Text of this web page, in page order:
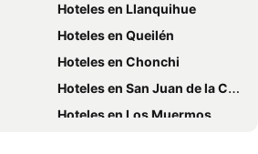
Hoteles en Noruega
Hoteles en Nueva Jersey
Hoteles en Lima
Hoteles en Orellana
Hoteles en Isla de Santorini
Hoteles en Llanquihue
Hoteles en Queilén
Hoteles en Chonchi
Hoteles en San Juan de la Costa
Hoteles en Los Muermos